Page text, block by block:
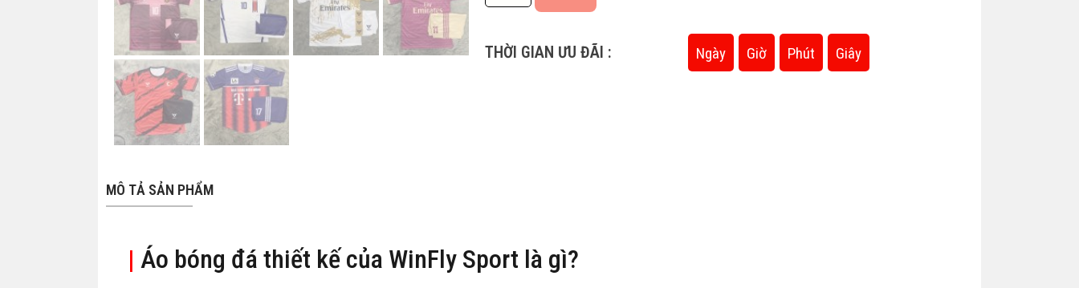
THỜI GIAN ƯU ĐÃI : Ngày Giờ Phút Giây
MÔ TẢ SẢN PHẨM
| Áo bóng đá thiết kế của WinFly Sport là gì?